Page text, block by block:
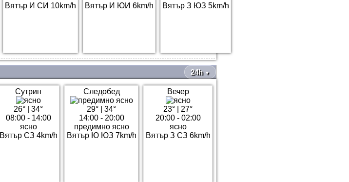
Вятър И СИ 10km/h
Вятър И ЮИ 6km/h
Вятър З ЮЗ 5km/h
24h ▼
Сутрин
26° |34°
08:00 - 14:00
ясно
Вятър СЗ 4km/h
Следобед
29° |34°
14:00 - 20:00
предимно ясно
Вятър Ю ЮЗ 7km/h
Вечер
23°
27°
20:00 - 02:00
ясно
Вятър З СЗ 6km/h